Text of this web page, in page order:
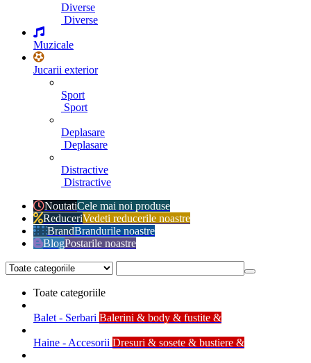
Diverse
Diverse
Muzicale
Jucarii exterior
Sport
Sport
Deplasare
Deplasare
Distractive
Distractive
NoutatiCele mai noi produse
ReduceriVedeti reducerile noastre
BrandBrandurile noastre
BlogPostarile noastre
Toate categoriile
Balet - Serbari Balerini & body & fustite &
Haine - Accesorii Dresuri & sosete & bustiere &